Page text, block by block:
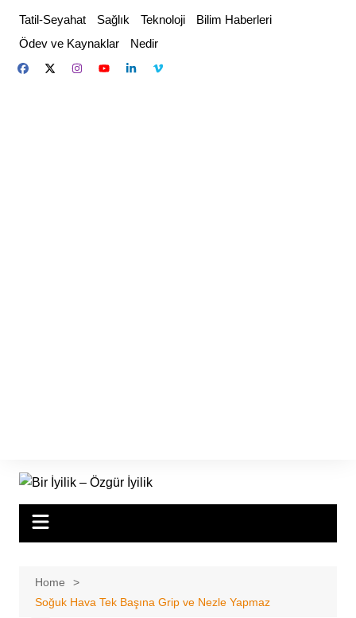
content
Tatil-Seyahat Sağlık Teknoloji
Bilim Haberleri
Ödev ve Kaynaklar
Nedir
Home
Soğuk Hava Tek Başına Grip ve Nezle Yapmaz